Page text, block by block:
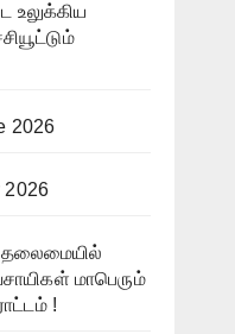
உலுக்கிய
2026
2026
தலைமையில்
மாபெரும்
!